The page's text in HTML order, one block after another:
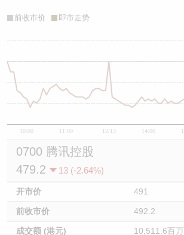
前收市价 即市走势
10:00 11:00 12/13 14:00
0700 腾讯控股
479.2
13 (-2.64%)
开市价 491
前收市价 492.2
成交额 (港元) 10,511.6百万